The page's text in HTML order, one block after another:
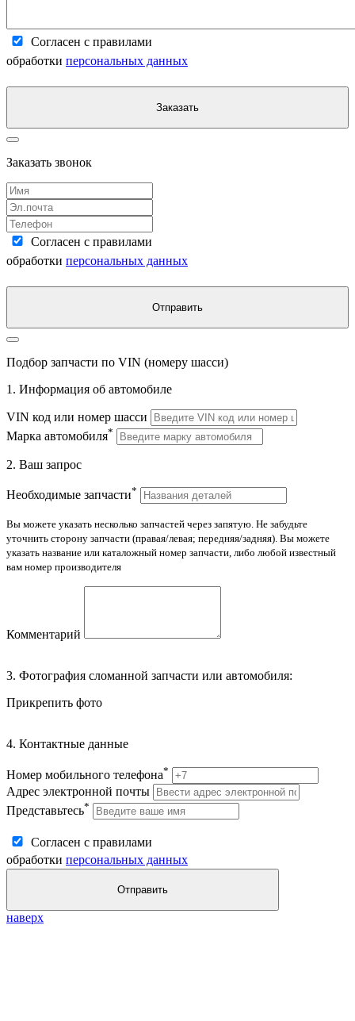
Согласен с правилами
обработки персональных данных
Заказать
Заказать звонок
Согласен с правилами
обработки персональных данных
Отправить
Подбор запчасти по VIN (номеру шасси)
1. Информация об автомобиле
VIN код или номер шасси
Марка автомобиля*
2. Ваш запрос
Необходимые запчасти*
Вы можете указать несколько запчастей через запятую. Не забудьте
уточнить сторону запчасти (правая/левая; передняя/задняя). Вы можете
указать название или каталожный номер запчасти, либо любой известный
вам номер производителя
Комментарий
3. Фотография сломанной запчасти или автомобиля:
Прикрепить фото
4. Контактные данные
Номер мобильного телефона*
Адрес электронной почты
Представьтесь*
Согласен с правилами
обработки персональных данных
Отправить
наверх